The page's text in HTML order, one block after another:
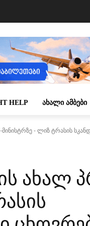
HELP ᲐᲮᲐᲚᲘ ᲐᲛᲑᲔᲑᲘ
- ლიზ ტრასის
ახალ